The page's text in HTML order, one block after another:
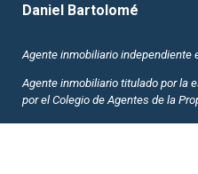
Daniel Bartolomé
Agente inmobiliario independiente
Agente inmobiliario titulado por la
por el Colegio de Agentes de la